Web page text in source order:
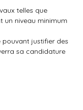
telles que
un niveau minimum
pouvant justifier des
sa candidature